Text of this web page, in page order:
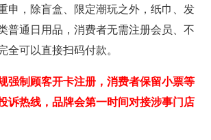
申，除盲盒、限定潮玩之外，纸巾、发
普通日用品，消费者无需注册会员、不
全可以直接扫码付款。
强制顾客开卡注册，消费者保留小票等
诉热线，品牌会第一时间对接涉事门店